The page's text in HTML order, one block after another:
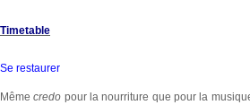
Timetable
Se restaurer
Mêmecredo pour la nourriture que pour la